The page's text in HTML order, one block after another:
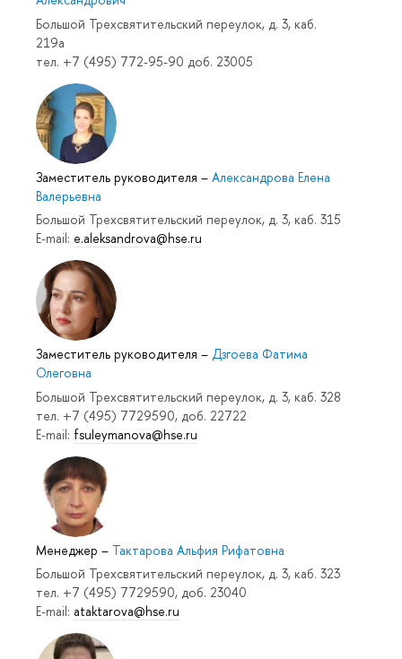
Большой Трехсвятительский переулок, д. 3, каб.
219a
тел. +7 (495) 772-95-90 доб. 23005
Заместитель руководителя – Александрова Елена
Валерьевна
Большой Трехсвятительский переулок, д. 3, каб. 315
E-mail: e.aleksandrova@hse.ru
Заместитель руководителя – Дзгоева Фатима
Олеговна
Большой Трехсвятительский переулок, д. 3, каб. 328
тел. +7 (495) 7729590, доб. 22722
E-mail: fsuleymanova@hse.ru
Менеджер – Тактарова Альфия Рифатовна
Большой Трехсвятительский переулок, д. 3, каб. 323
тел. +7 (495) 7729590, доб. 23040
E-mail: ataktarova@hse.ru